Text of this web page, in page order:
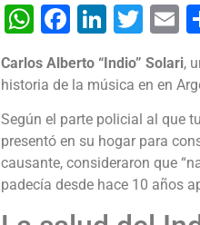
WhatsApp
Facebook
Carlos Alberto “Indio” Solari,
historia de la música en en
Según el parte policial al que
presentó en su hogar para
causante, consideraron que
padecía desde hace 10 años